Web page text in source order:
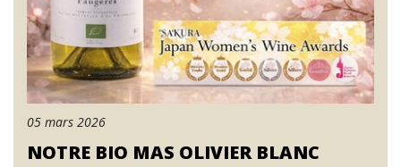
05 mars 2026
NOTRE BIO MAS OLIVIER BLANC